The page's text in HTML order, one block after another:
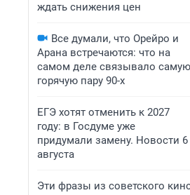
ждать снижения цен
Все думали, что Орейро и
Арана встречаются: что на
самом деле связывало самую
горячую пару 90-х
ЕГЭ хотят отменить к 2027
году: в Госдуме уже
придумали замену. Новости 6
августа
Эти фразы из советского